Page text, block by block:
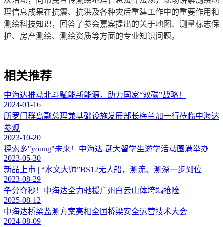
理信息成果在抗震、抗洪及各种灾后重建工作中的重要作用和
测绘科技知识，回答了参会嘉宾提出的关于地图、测量标志保
护、房产测绘、测绘资质等方面的专业知识问题。
相关推荐
中海达推动北斗赋能新能源，助力国家“双碳”战略！
2024-01-16
所罗门群岛副总理兼基础设施发展部长梅兰加一行莅临中海达
参观
2023-10-20
探索多"young"未来！中海达-武大留学生游学活动圆满举办
2023-05-30
新品上市 | “水文大师”BS12无人船，测流、测深一步到位
2023-08-29
争分夺秒！中海达全力驰援广州白云山体垮塌抢险
2025-08-12
中海达桥梁监测方案亮相全国桥梁安全运营技术大会
2024-08-09